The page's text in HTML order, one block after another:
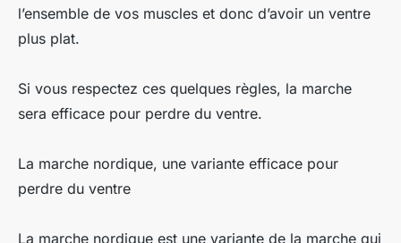
l’ensemble de vos muscles et donc d’avoir un ventre
plus plat.
Si vous respectez ces quelques règles, la marche
sera efficace pour perdre du ventre.
La marche nordique, une variante efficace pour
perdre du ventre
La marche nordique est une variante de la marche qui